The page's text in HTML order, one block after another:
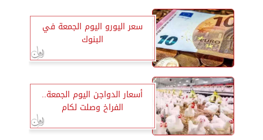
سعر اليورو اليوم الجمعة في
البنوك
أسعار الدواجن اليوم الجمعة..
الفراخ وصلت لكام